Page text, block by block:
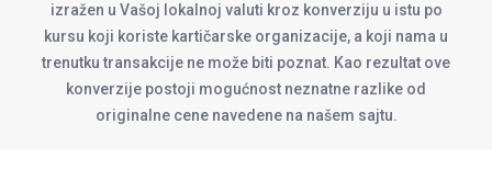
izražen u Vašoj lokalnoj valuti kroz konverziju u istu po
kursu koji koriste kartičarske organizacije, a koji nama u
trenutku transakcije ne može biti poznat. Kao rezultat ove
konverzije postoji mogućnost neznatne razlike od
originalne cene navedene na našem sajtu.